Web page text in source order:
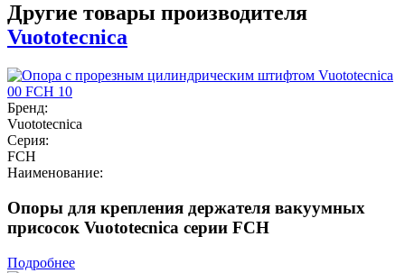
Другие товары производителя
Vuototecnica
Бренд:
Vuototecnica
Серия:
FCH
Наименование:
Опоры для крепления держателя вакуумных
присосок Vuototecnica серии FCH
Подробнее